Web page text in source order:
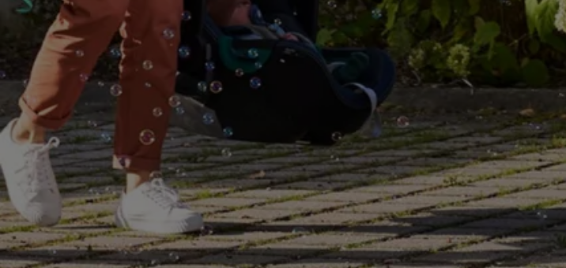
Magazin
Lifestyle
Transport
Familie
Elektromobilität
Volkswagen R
Pannen- und Unfallhilfe
Volkswagen Kundenbetreuung